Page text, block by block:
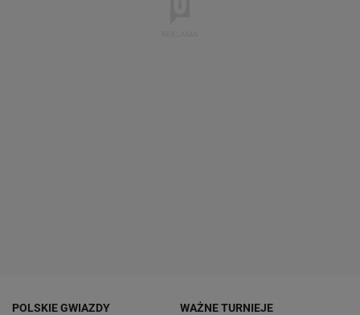
POLSKIE GWIAZDY WAŻNE TURNIEJE